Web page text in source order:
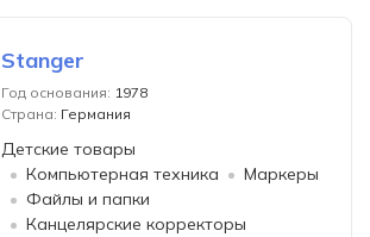
Stanger
Год основания: 1978
Страна: Германия
Детские товары
Компьютерная техника
Маркеры
Файлы и папки
Канцелярские корректоры